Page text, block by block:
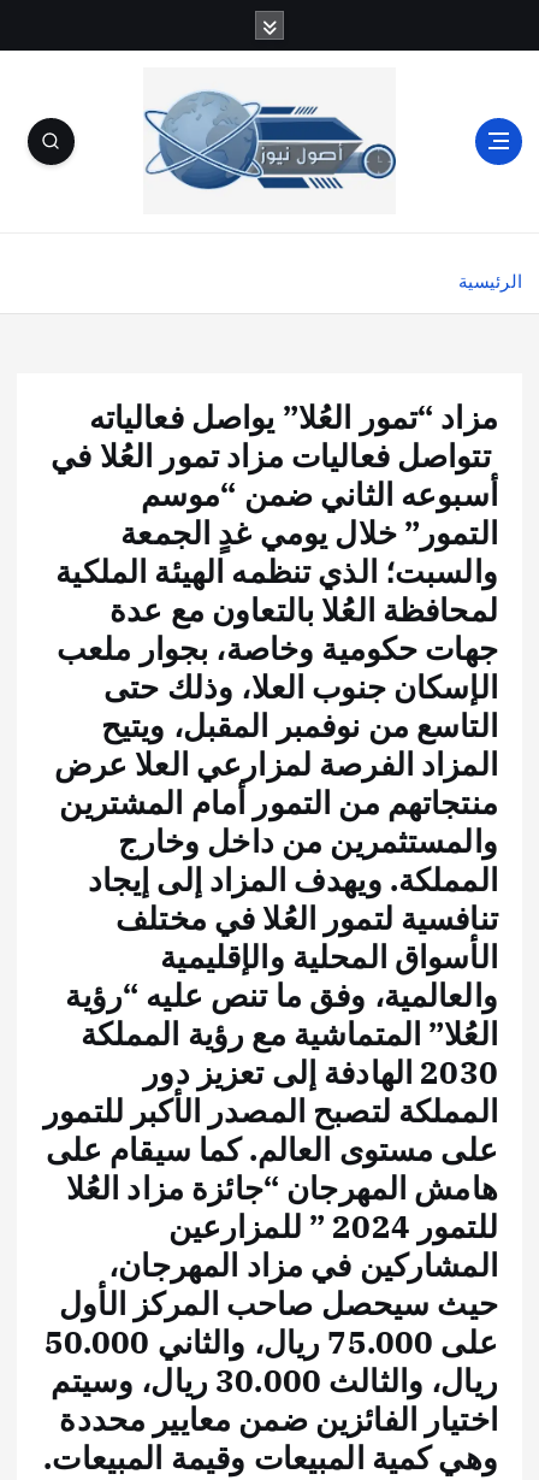
ل
الرئيسية
مزاد “تمور العُلا” يواصل فعالياته
تتواصل فعاليات مزاد تمور العُلا في
أسبوعه الثاني ضمن “موسم
التمور” خلال يومي غدٍ الجمعة
والسبت؛ الذي تنظمه الهيئة الملكية
لمحافظة العُلا بالتعاون مع عدة
جهات حكومية وخاصة، بجوار ملعب
الإسكان جنوب العلا، وذلك حتى
التاسع من نوفمبر المقبل، ويتيح
المزاد الفرصة لمزارعي العلا عرض
منتجاتهم من التمور أمام المشترين
والمستثمرين من داخل وخارج
المملكة. ويهدف المزاد إلى إيجاد
تنافسية لتمور العُلا في مختلف
الأسواق المحلية والإقليمية
والعالمية، وفق ما تنص عليه “رؤية
العُلا” المتماشية مع رؤية المملكة
2030 الهادفة إلى تعزيز دور
المملكة لتصبح المصدر الأكبر للتمور
على مستوى العالم. كما سيقام على
هامش المهرجان “جائزة مزاد العُلا
للتمور 2024 ” للمزارعين
المشاركين في مزاد المهرجان،
حيث سيحصل صاحب المركز الأول
على 75.000 ريال، والثاني 50.000
ريال، والثالث 30.000 ريال، وسيتم
اختيار الفائزين ضمن معايير محددة
وهي كمية المبيعات وقيمة المبيعات.